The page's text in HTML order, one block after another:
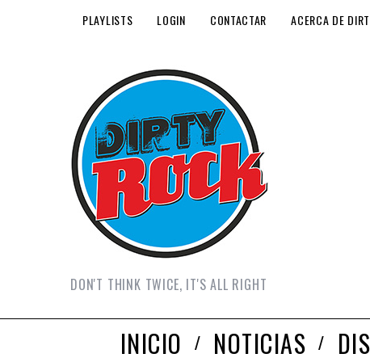
PLAYLISTS LOGIN CONTACTAR ACERCA DE
DON'T THINK TWICE, IT'S ALL RIGHT
INICIO NOTICIAS